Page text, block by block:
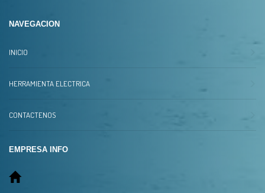
NAVEGACION
INICIO
HERRAMIENTA ELECTRICA
CONTACTENOS
EMPRESA INFO